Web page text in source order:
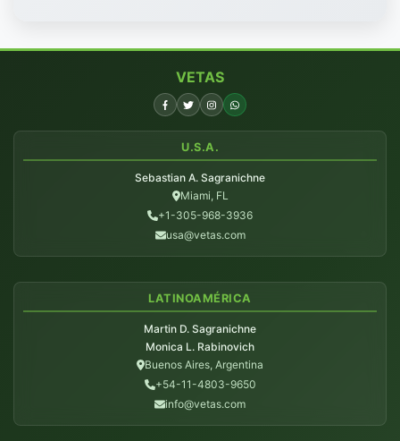
VETAS
U.S.A.
Sebastian A. Sagranichne
Miami, FL
+1-305-968-3936
usa@vetas.com
LATINOAMÉRICA
Martin D. Sagranichne
Monica L. Rabinovich
Buenos Aires, Argentina
+54-11-4803-9650
info@vetas.com